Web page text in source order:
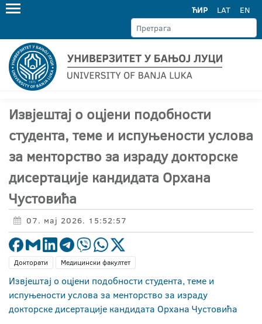
ЋИР LAT EN
Извјештај о оцјени подобности
студента, теме и испуњености услова
за менторство за израду докторске
дисертације кандидата Орхана
Чустовића
07. мај 2026. 15:52:57
Докторати Медицински факултет
Извјештај о оцјени подобности студента, теме и
испуњености услова за менторство за израду
докторске дисертације кандидата Орхана Чустовића